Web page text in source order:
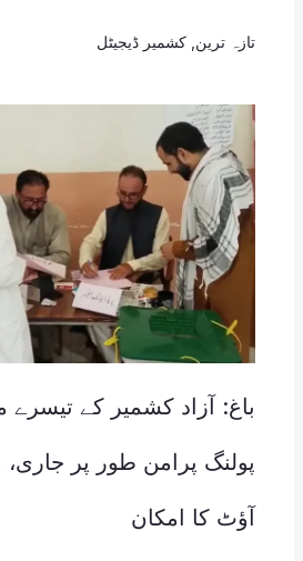
تازہ ترین کشمیر ڈیجیٹل
باغ: آزاد کشمیر کے تیسرے
پولنگ پرامن طور پر جاری،
آؤٹ کا امکان